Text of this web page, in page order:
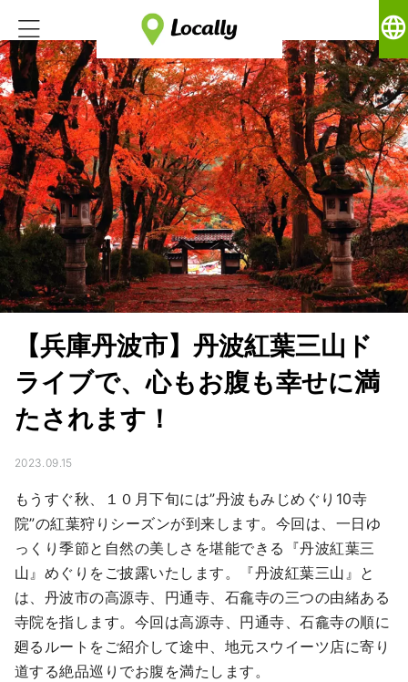
language
【兵庫丹波市】丹波紅葉三山ド
ライブで、心もお腹も幸せに満
たされます！
2023.09.15
もうすぐ秋、１０月下旬には”丹波もみじめぐり10寺
院”の紅葉狩りシーズンが到来します。今回は、一日ゆ
っくり季節と自然の美しさを堪能できる『丹波紅葉三
山』めぐりをご披露いたします。『丹波紅葉三山』と
は、丹波市の高源寺、円通寺、石龕寺の三つの由緒ある
寺院を指します。今回は高源寺、円通寺、石龕寺の順に
廻るルートをご紹介して途中、地元スウイーツ店に寄り
道する絶品巡りでお腹を満たします。